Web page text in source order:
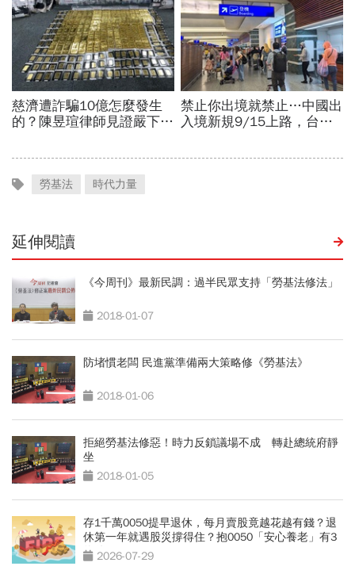
勞基法 時代力量
延伸閱讀
《今周刊》最新民調：過半民眾支持「勞基法修法」
2018-01-07
防堵慣老闆 民進黨準備兩大策略修《勞基法》
2018-01-06
拒絕勞基法修惡！時力反鎖議場不成 轉赴總統府靜
坐
2018-01-05
存1千萬0050提早退休，每月賣股竟越花越有錢？退
休第一年就遇股災撐得住？抱0050「安心養老」有3
條件2026-07-29